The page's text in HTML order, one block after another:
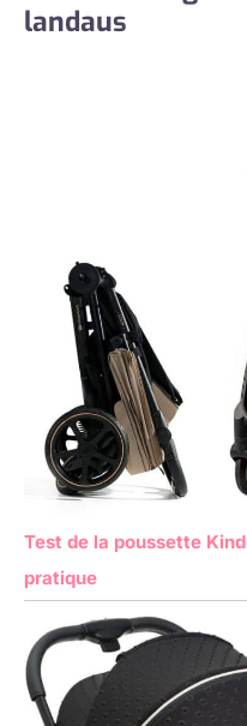
landaus
Test de la poussette
pratique